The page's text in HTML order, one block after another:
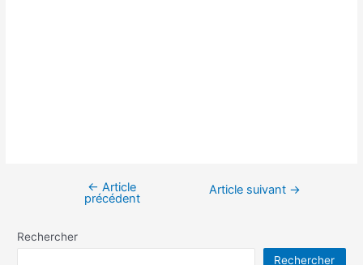
Navigation
← Article
précédent
Article suivant →
Rechercher
Rechercher